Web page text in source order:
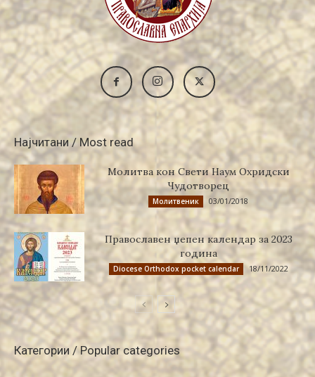
Најчитани / Most read
Молитва кон Свети Наум Охридски
Чудотворец
Молитвеник 03/01/2018
Православен џепен календар за 2023
година
Diocese Orthodox pocket calendar 18/11/2022
Категории / Popular categories